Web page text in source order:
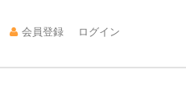
会員登録 ログイン